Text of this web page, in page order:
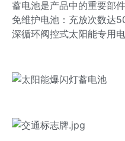
蓄电池是产品中的重要部
免维护电池：充放次数达
深循环阀控式太阳能专用